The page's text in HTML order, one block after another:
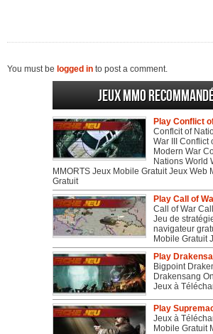
You must be logged in to post a comment.
Jeux MMO
Play Conflict
Conflcit of
War III Conflict
Modern War
Nations World
MMORTS Jeux Mobile Gratuit Jeux Web
Gratuit
Play Call of
Call of War
Jeu de
navigateur
Mobile Gratuit
Play
Bigpoint
Drakensang
Jeux à
Play
Jeux à
Mobile Gratuit